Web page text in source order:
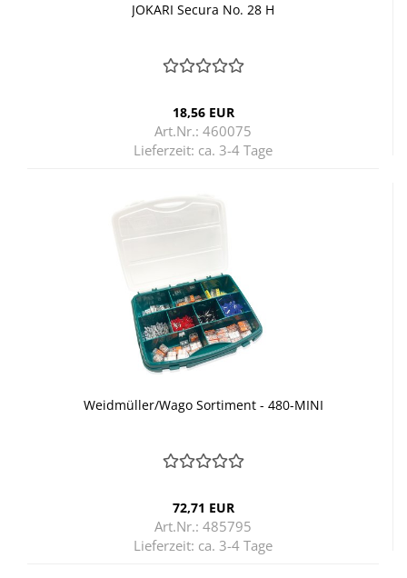
JO­KA­RI Se­cu­ra No. 28 H
18,56 EUR
Art.Nr.: 460075
Lieferzeit: ca. 3-4 Tage
Weid­mül­ler/Wago Sor­ti­ment - 480-​MINI
72,71 EUR
Art.Nr.: 485795
Lieferzeit: ca. 3-4 Tage